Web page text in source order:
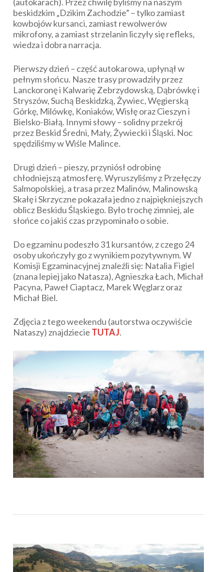
beskidzkim „Dzikim Zachodzie” – tylko zamiast
kowbojów kursanci, zamiast rewolwerów
mikrofony, a zamiast strzelanin liczyły się refleks,
wiedza i dobra narracja.
Pierwszy dzień – część autokarowa, upłynął w
pełnym słońcu. Nasze trasy prowadziły przez
Lanckoronę i Kalwarię Zebrzydowską, Dąbrówkę i
Stryszów, Suchą Beskidzką, Żywiec, Węgierską
Górkę, Milówkę, Koniaków, Wisłę oraz Cieszyn i
Bielsko-Białą. Innymi słowy – solidny przekrój
przez Beskid Średni, Mały, Żywiecki i Śląski. Noc
spędziliśmy w Wiśle Malince.
Drugi dzień – pieszy, przyniósł odrobinę
chłodniejszą atmosferę. Wyruszyliśmy z Przełęczy
Salmopolskiej, a trasa przez Malinów, Malinowską
Skałę i Skrzyczne pokazała jedno z najpiękniejszych
oblicz Beskidu Śląskiego. Było trochę zimniej, ale
słońce co jakiś czas przypominało o sobie.
Do egzaminu podeszło 31 kursantów, z czego 24
osoby ukończyły go z wynikiem pozytywnym. W
Komisji Egzaminacyjnej znaleźli się: Natalia Figiel
(znana lepiej jako Natasza), Agnieszka Łach, Michał
Pacyna, Paweł Ciaptacz, Marek Węglarz oraz
Michał Biel.
Zdjęcia z tego weekendu (autorstwa oczywiście
Nataszy) znajdziecie TUTAJ.